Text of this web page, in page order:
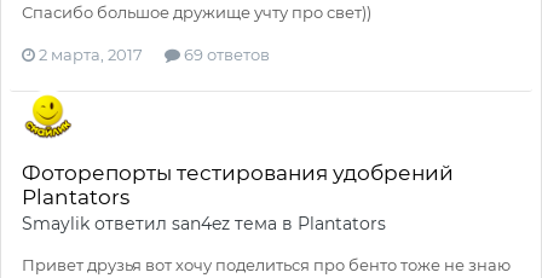
Спасибо большое дружище учту про свет))
2 марта, 2017 69 ответов
Фоторепорты тестирования удобрений
Plantators
Smaylik ответил san4ez тема в Plantators
Привет друзья вот хочу поделиться про бенто тоже не знаю